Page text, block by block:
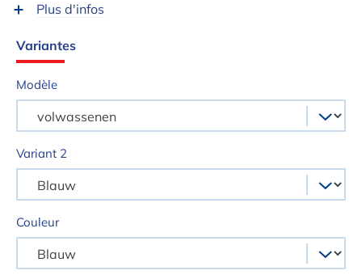
Plus d'infos
Variantes
Modèle
Variant 2
Couleur